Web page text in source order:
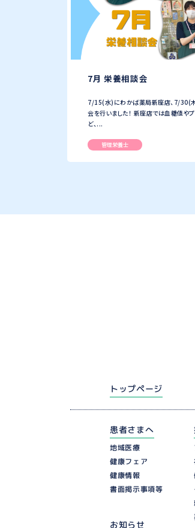
7月 栄養相談会
7/15(水)にわかば薬局新座店、7/30(
会を行いました！ 新座店では血糖値や
ど、...
管理栄養士
トップページ
患者さまへ
地域医療
健康フェア
健康情報
書面掲示事項等
お知らせ